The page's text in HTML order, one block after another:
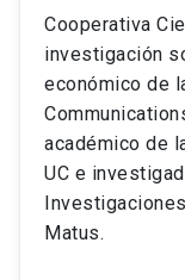
Cooperativa
investigación
económico de
académico de
UC e
Matus.